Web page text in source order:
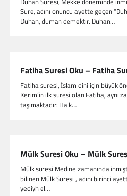
Sure, adını onuncu ayette geçen
Duhan, duman demektir. Duhan…
Fatiha Suresi Oku – Fatiha
Fatiha suresi, İslam dini için büyük
Kerim’in ilk suresi olan Fatiha, aynı
taşımaktadır. Halk…
Mülk Suresi Oku – Mülk
Mülk suresi Medine zamanında
bilinen Mülk Suresi , adını birinci
yediyh el…